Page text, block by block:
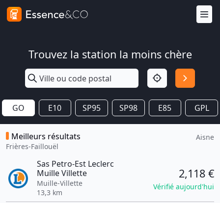
Trouvez la station la moins chère
GO E10 SP95 SP98 E85 GPL
Meilleurs résultats
Frières-Faillouël
Aisne
Sas Petro-Est Leclerc
Muille Villette
Muille-Villette
13,3 km
2,118 €
Vérifié aujourd'hui